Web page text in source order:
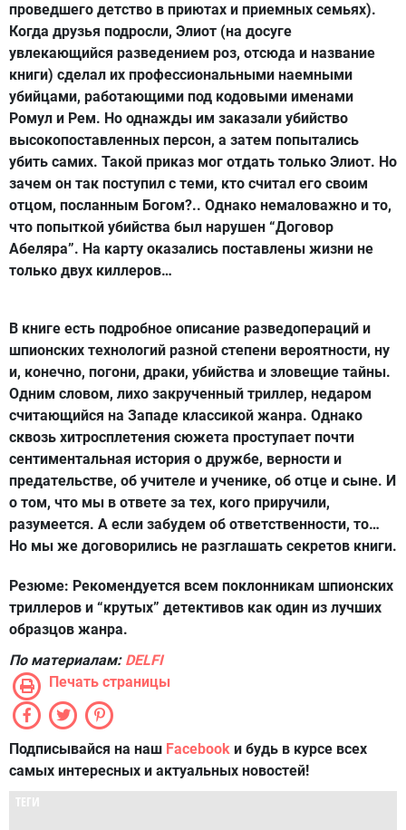
проведшего детство в приютах и приемных семьях).
Когда друзья подросли, Элиот (на досуге
увлекающийся разведением роз, отсюда и название
книги) сделал их профессиональными наемными
убийцами, работающими под кодовыми именами
Ромул и Рем. Но однажды им заказали убийство
высокопоставленных персон, а затем попытались
убить самих. Такой приказ мог отдать только Элиот. Но
зачем он так поступил с теми, кто считал его своим
отцом, посланным Богом?.. Однако немаловажно и то,
что попыткой убийства был нарушен “Договор
Абеляра”. На карту оказались поставлены жизни не
только двух киллеров…
В книге есть подробное описание разведопераций и
шпионских технологий разной степени вероятности, ну
и, конечно, погони, драки, убийства и зловещие тайны.
Одним словом, лихо закрученный триллер, недаром
считающийся на Западе классикой жанра. Однако
сквозь хитросплетения сюжета проступает почти
сентиментальная история о дружбе, верности и
предательстве, об учителе и ученике, об отце и сыне. И
о том, что мы в ответе за тех, кого приручили,
разумеется. А если забудем об ответственности, то…
Но мы же договорились не разглашать секретов книги.
Резюме: Рекомендуется всем поклонникам шпионских
триллеров и “крутых” детективов как один из лучших
образцов жанра.
По материалам: DELFI
Печать страницы
Подписывайся на наш Facebook и будь в курсе всех
самых интересных и актуальных новостей!
ТЕГИ